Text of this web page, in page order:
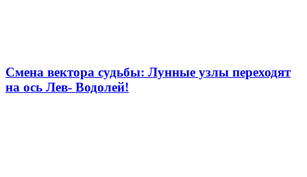
Смена вектора судьбы: Лунные узлы переходят
на ось Лев- Водолей!